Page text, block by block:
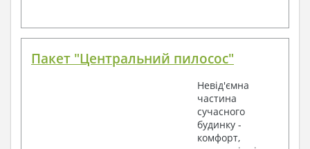
Пакет "Центральний пилосос"
Невід'ємна
частина
сучасного
будинку -
комфорт,